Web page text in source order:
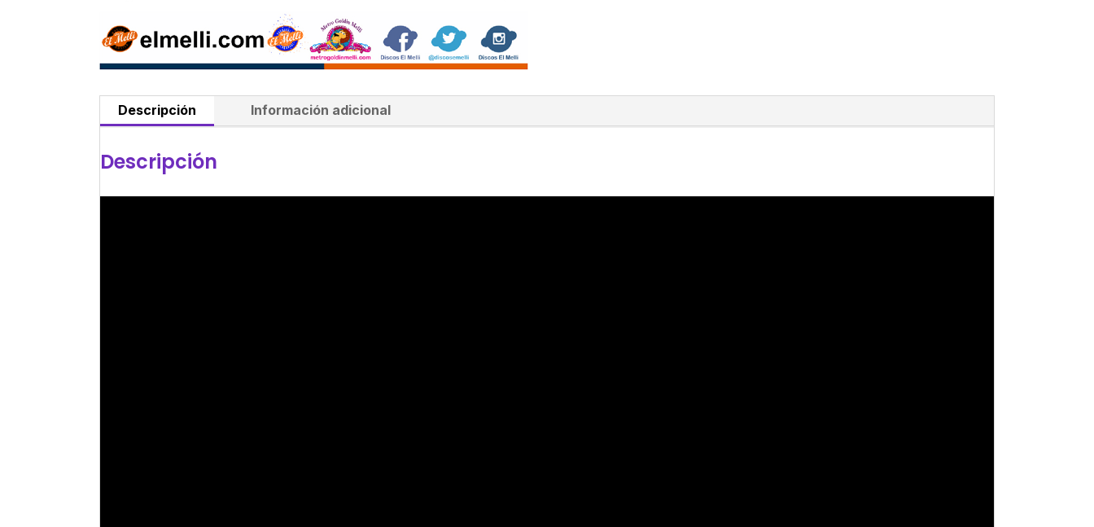
Descripción Información adicional
Descripción